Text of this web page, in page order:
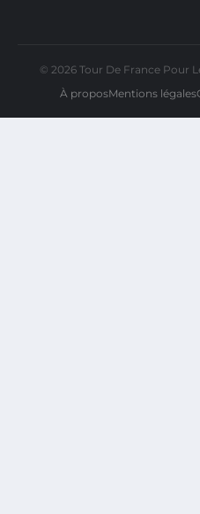
© 2026 Tour De France Pour
À proposMentions légales